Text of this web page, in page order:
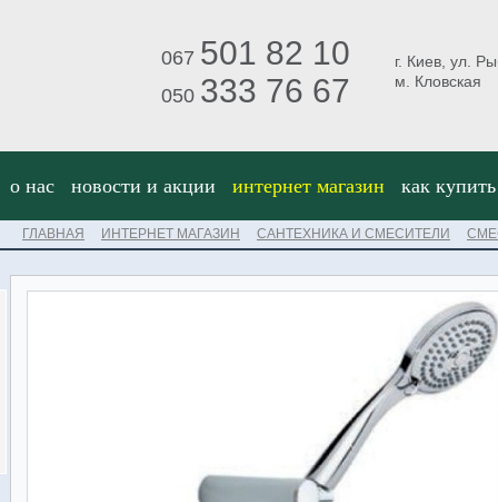
067 501 82 10
050 333 76 67
г. Киев, ул.
м. Кловская
о нас новости и акции интернет магазин как купить
ГЛАВНАЯ ИНТЕРНЕТ МАГАЗИН САНТЕХНИКА И СМЕСИТЕЛИ